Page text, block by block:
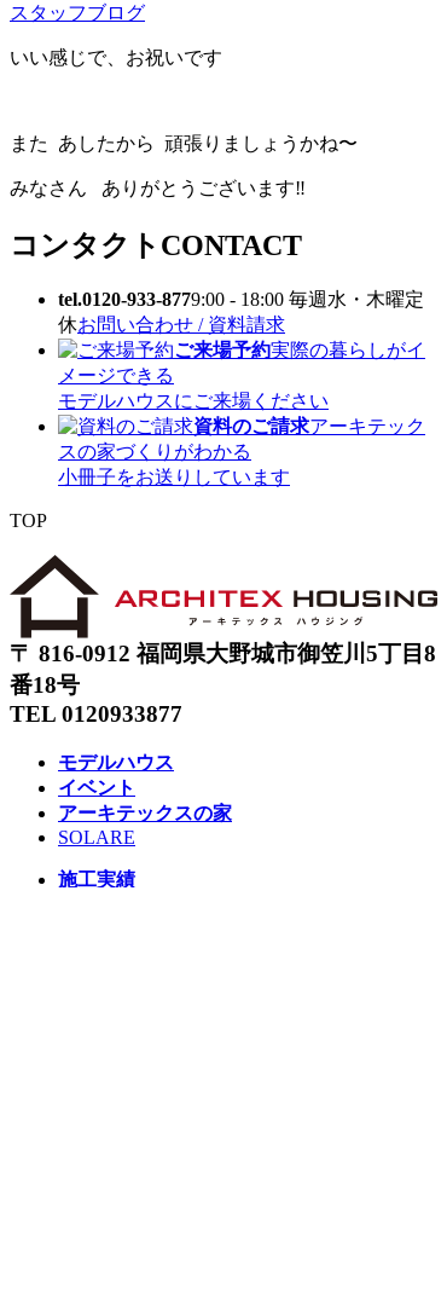
スタッフブログ
いい感じで、お祝いです
また あしたから 頑張りましょうかね〜
みなさん ありがとうございます‼️
コンタクト CONTACT
tel.0120-933-8779:00 - 18:00 毎週水・木曜定
休お問い合わせ / 資料請求
ご来場予約実際の暮らしがイ
メージできる
モデルハウスにご来場ください
資料のご請求アーキテック
スの家づくりがわかる
小冊子をお送りしています
TOP
〒 816-0912 福岡県大野城市御笠川5丁目8
番18号
TEL 0120933877
モデルハウス
イベント
アーキテックスの家
SOLARE
施工実績